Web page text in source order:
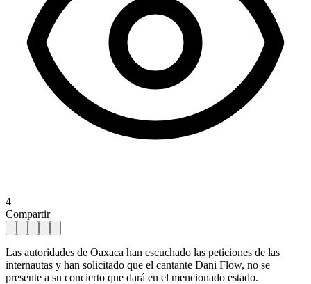
4
Compartir
Las autoridades de Oaxaca han escuchado las peticiones de las
internautas y han solicitado que el cantante Dani Flow, no se
presente a su concierto que dará en el mencionado estado.